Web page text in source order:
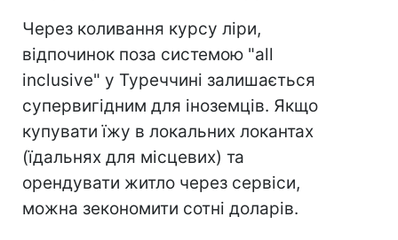
Через коливання курсу ліри,
відпочинок поза системою "all
inclusive" у Туреччині залишається
супервигідним для іноземців. Якщо
купувати їжу в локальних локантах
(їдальнях для місцевих) та
орендувати житло через сервіси,
можна зекономити сотні доларів.